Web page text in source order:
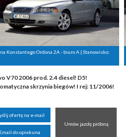
Konstantego Ordona 2A - biuro A | Stanowisko:
V70 2006 prod. 2.4 diesel! D5!
skrzynia biegów! I rej: 11/2006!
ofertę na e-mail
Email do opiekuna
Umów jazdę próbną